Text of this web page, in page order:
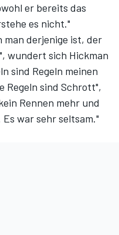
er bereits das
es nicht."
man derjenige ist, der
wundert sich Hickman
sind Regeln meinen
Regeln sind Schrott",
Rennen mehr und
war sehr seltsam."